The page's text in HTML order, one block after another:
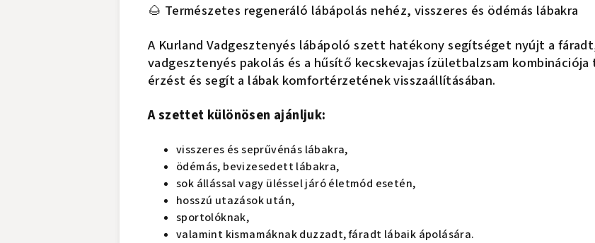
🌰 Természetes regeneráló lábápolás nehéz, visszeres és ödémás lábakra
A Kurland Vadgesztenyés lábápoló szett hatékony segítséget nyújt a
vadgesztenyés pakolás és a hűsítő kecskevajas ízületbalzsam
érzést és segít a lábak komfortérzetének visszaállításában.
A szettet különösen ajánljuk:
visszeres és seprűvénás lábakra,
ödémás, bevizesedett lábakra,
sok állással vagy üléssel járó életmód esetén,
hosszú utazások után,
sportolóknak,
valamint kismamáknak duzzadt, fáradt lábaik ápolására.